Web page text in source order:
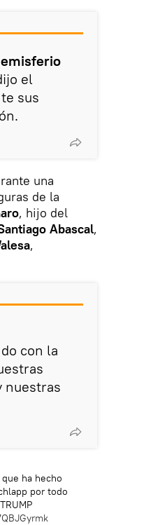
el
sus
una
de la
, hijo del
Abascal,
,
con la
nuestras
ha hecho
por todo